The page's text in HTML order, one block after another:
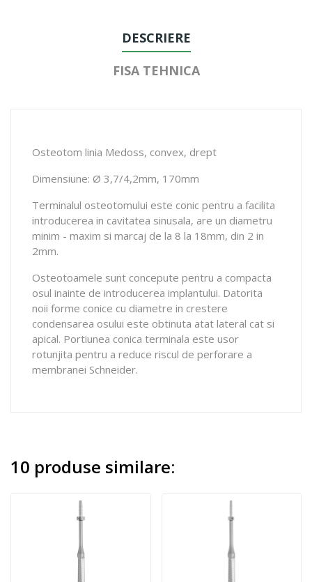
DESCRIERE
FISA TEHNICA
Osteotom linia Medoss, convex, drept
Dimensiune: Ø 3,7/4,2mm, 170mm
Terminalul osteotomului este conic pentru a facilita
introducerea in cavitatea sinusala, are un diametru
minim - maxim si marcaj de la 8 la 18mm, din 2 in
2mm.
Osteotoamele sunt concepute pentru a compacta
osul inainte de introducerea implantului. Datorita
noii forme conice cu diametre in crestere
condensarea osului este obtinuta atat lateral cat si
apical. Portiunea conica terminala este usor
rotunjita pentru a reduce riscul de perforare a
membranei Schneider.
10 produse similare: